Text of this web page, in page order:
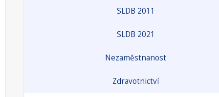
SLDB 2011
SLDB 2021
Nezaměstnanost
Zdravotnictví